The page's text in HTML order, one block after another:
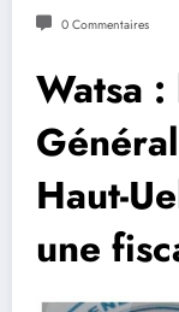
0 Commentaires
Watsa
Haut-
une